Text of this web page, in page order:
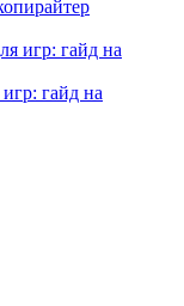
гайд на